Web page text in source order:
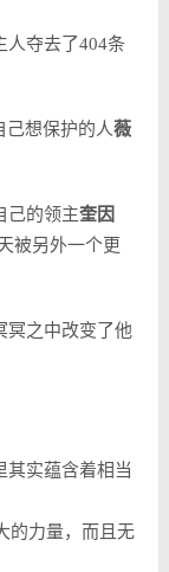
人夺去了404条
己想保护的人薇
己的领主奎因
被另外一个更
冥之中改变了他
其实蕴含着相当
的力量，而且无